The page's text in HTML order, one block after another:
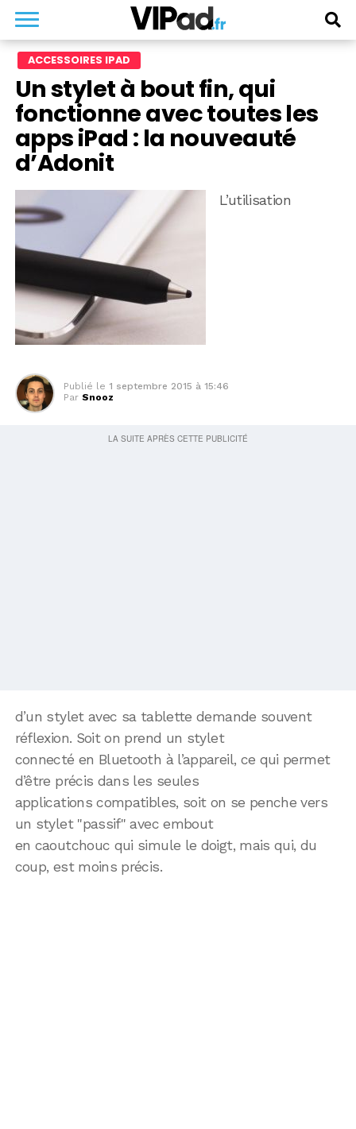
ACCESSOIRES IPAD
Un stylet à bout fin, qui
fonctionne avec toutes les
apps iPad : la nouveauté
d’Adonit
L’utilisation
Publié le 1 septembre 2015 à 15:46
Par Snooz
d’un stylet avec sa tablette demande souvent
réflexion. Soit on prend un stylet
connecté en Bluetooth à l’appareil, ce qui permet
d’être précis dans les seules
applications compatibles, soit on se penche vers
un stylet "passif" avec embout
en caoutchouc qui simule le doigt, mais qui, du
coup, est moins précis.